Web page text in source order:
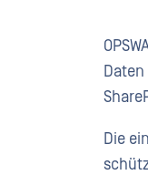
Die